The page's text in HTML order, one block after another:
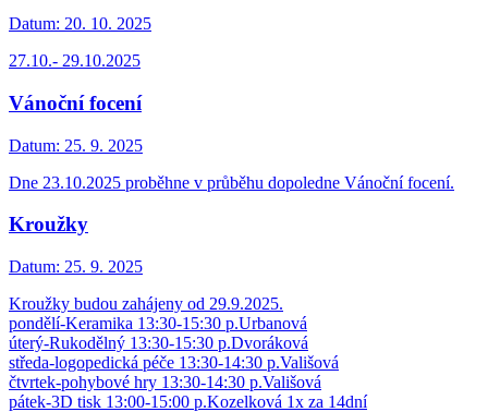
Datum: 20. 10. 2025
27.10.- 29.10.2025
Vánoční focení
Datum: 25. 9. 2025
Dne 23.10.2025 proběhne v průběhu dopoledne Vánoční focení.
Kroužky
Datum: 25. 9. 2025
Kroužky budou zahájeny od 29.9.2025.
pondělí-Keramika 13:30-15:30 p.Urbanová
úterý-Rukodělný 13:30-15:30 p.Dvoráková
středa-logopedická péče 13:30-14:30 p.Vališová
čtvrtek-pohybové hry 13:30-14:30 p.Vališová
pátek-3D tisk 13:00-15:00 p.Kozelková 1x za 14dní